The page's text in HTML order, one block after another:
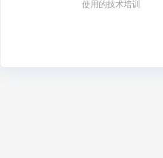
使用的技术培训